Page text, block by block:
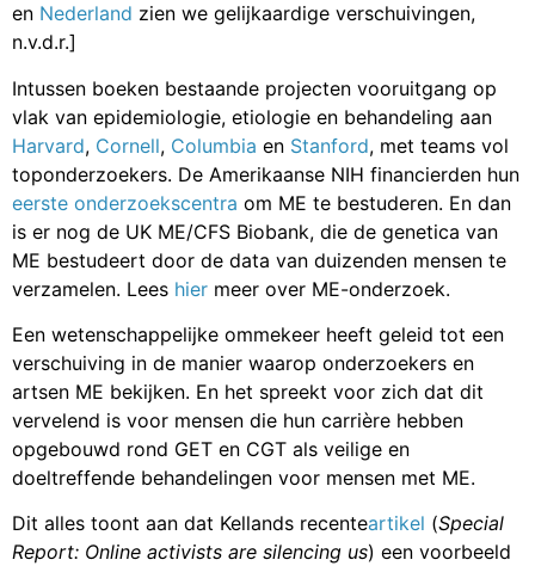
en Nederland zien we gelijkaardige verschuivingen,
n.v.d.r.]
Intussen boeken bestaande projecten vooruitgang op
vlak van epidemiologie, etiologie en behandeling aan
Harvard, Cornell, Columbia en Stanford, met teams vol
toponderzoekers. De Amerikaanse NIH financierden hun
eerste onderzoekscentra om ME te bestuderen. En dan
is er nog de UK ME/CFS Biobank, die de genetica van
ME bestudeert door de data van duizenden mensen te
verzamelen. Lees hier meer over ME-onderzoek.
Een wetenschappelijke ommekeer heeft geleid tot een
verschuiving in de manier waarop onderzoekers en
artsen ME bekijken. En het spreekt voor zich dat dit
vervelend is voor mensen die hun carrière hebben
opgebouwd rond GET en CGT als veilige en
doeltreffende behandelingen voor mensen met ME.
Dit alles toont aan dat Kellands recenteartikel (Special
Report: Online activists are silencing us) een voorbeeld